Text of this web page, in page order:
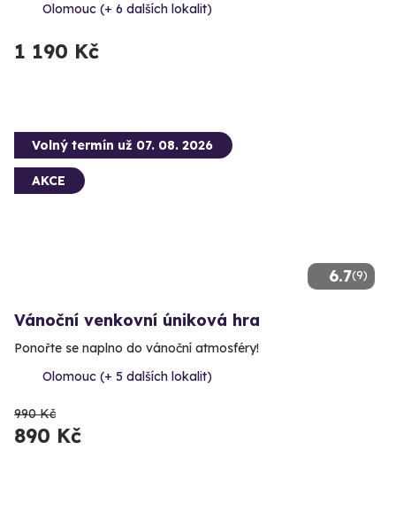
Olomouc (+ 6 dalších lokalit)
1 190 Kč
6.7(9)
Volný termín už 07. 08. 2026
AKCE
Vánoční venkovní úniková hra
Ponořte se naplno do vánoční atmosféry!
Olomouc (+ 5 dalších lokalit)
990 Kč
890 Kč